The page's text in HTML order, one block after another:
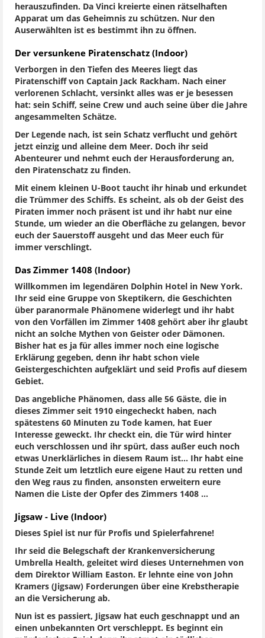
herauszufinden. Da Vinci kreierte einen rätselhaften
Apparat um das Geheimnis zu schützen. Nur den
Auserwählten ist es bestimmt ihn zu öffnen.
Der versunkene Piratenschatz (Indoor)
Verborgen in den Tiefen des Meeres liegt das
Piratenschiff von Captain Jack Rackham. Nach einer
verlorenen Schlacht, versinkt alles was er je besessen
hat: sein Schiff, seine Crew und auch seine über die Jahre
angesammelten Schätze.
Der Legende nach, ist sein Schatz verflucht und gehört
jetzt einzig und alleine dem Meer. Doch ihr seid
Abenteurer und nehmt euch der Herausforderung an,
den Piratenschatz zu finden.
Mit einem kleinen U-Boot taucht ihr hinab und erkundet
die Trümmer des Schiffs. Es scheint, als ob der Geist des
Piraten immer noch präsent ist und ihr habt nur eine
Stunde, um wieder an die Oberfläche zu gelangen, bevor
euch der Sauerstoff ausgeht und das Meer euch für
immer verschlingt.
Das Zimmer 1408 (Indoor)
Willkommen im legendären Dolphin Hotel in New York.
Ihr seid eine Gruppe von Skeptikern, die Geschichten
über paranormale Phänomene widerlegt und ihr habt
von den Vorfällen im Zimmer 1408 gehört aber ihr glaubt
nicht an solche Mythen von Geister oder Dämonen.
Bisher hat es ja für alles immer noch eine logische
Erklärung gegeben, denn ihr habt schon viele
Geistergeschichten aufgeklärt und seid Profis auf diesem
Gebiet.
Das angebliche Phänomen, dass alle 56 Gäste, die in
dieses Zimmer seit 1910 eingecheckt haben, nach
spätestens 60 Minuten zu Tode kamen, hat Euer
Interesse geweckt. Ihr checkt ein, die Tür wird hinter
euch verschlossen und ihr spürt, dass außer euch noch
etwas Unerklärliches in diesem Raum ist… Ihr habt eine
Stunde Zeit um letztlich eure eigene Haut zu retten und
den Weg raus zu finden, ansonsten erweitern eure
Namen die Liste der Opfer des Zimmers 1408 …
Jigsaw - Live (Indoor)
Dieses Spiel ist nur für Profis und Spielerfahrene!
Ihr seid die Belegschaft der Krankenversicherung
Umbrella Health, geleitet wird dieses Unternehmen von
dem Direktor William Easton. Er lehnte eine von John
Kramers (Jigsaw) Forderungen über eine Krebstherapie
an die Versicherung ab.
Nun ist es passiert, Jigsaw hat euch geschnappt und an
einen unbekannten Ort verschleppt. Es beginnt ein